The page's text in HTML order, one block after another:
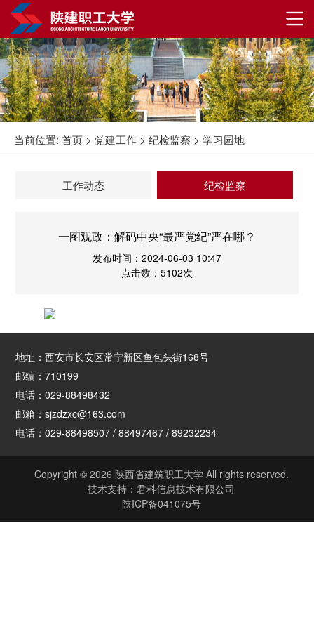
当前位置: 首页 > 党建工作 > 纪检监察 > 学习园地
工作动态 纪检监察
一图观政：解码中央“最严党纪”严在哪？
发布时间：2024-06-03 10:47
点击数：5102次
地址：西安市长安区常宁新区鱼包头街168号
邮编：710199
电话：029-88498432
邮箱：sjzdzxc@163.com
电话：029-88498507 / 88497467 / 89232234
Copyright © 2026 陕西省建筑职工大学 All rights reserved.
技术支持： 君科信息技术有限公司
陕ICP备041075号